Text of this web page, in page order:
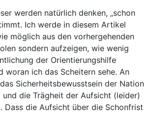
werden natürlich denken,
schon
Ich werde in diesem Artikel
möglich aus den vorhergehenden
sondern aufzeigen, wie wenig
der Orientierungshilfe
woran ich das Scheitern sehe. An
Sicherheitsbewusstsein der Nation
die Trägheit der Aufsicht (leider)
Dass die Aufsicht über die Schonfrist